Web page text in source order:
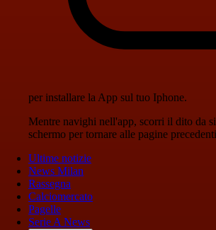
per installare la App sul tuo Iphone.
Mentre navighi nell'app, scorri il dito da
schermo per tornare alle pagine precedenti
Ultime notizie
News Milan
Rassegna
Calciomercato
Pagelle
Serie A News